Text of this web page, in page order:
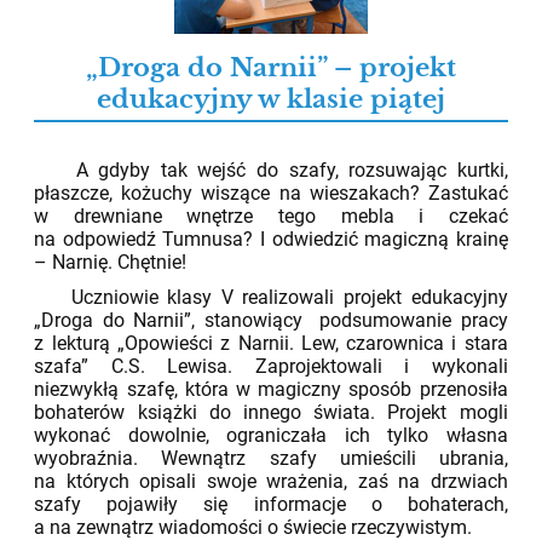
„Droga do Narnii” – projekt
edukacyjny w klasie piątej
A gdyby tak wejść do szafy, rozsuwając kurtki,
płaszcze, kożuchy wiszące na wieszakach? Zastukać
w drewniane wnętrze tego mebla i czekać
na odpowiedź Tumnusa? I odwiedzić magiczną krainę
– Narnię. Chętnie!
Uczniowie klasy V realizowali projekt edukacyjny
„Droga do Narnii”, stanowiący podsumowanie pracy
z lekturą „Opowieści z Narnii. Lew, czarownica i stara
szafa” C.S. Lewisa. Zaprojektowali i wykonali
niezwykłą szafę, która w magiczny sposób przenosiła
bohaterów książki do innego świata. Projekt mogli
wykonać dowolnie, ograniczała ich tylko własna
wyobraźnia. Wewnątrz szafy umieścili ubrania,
na których opisali swoje wrażenia, zaś na drzwiach
szafy pojawiły się informacje o bohaterach,
a na zewnątrz wiadomości o świecie rzeczywistym.